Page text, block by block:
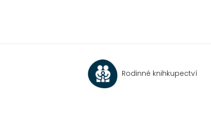
a
c
í
Rodinné knihkupectví